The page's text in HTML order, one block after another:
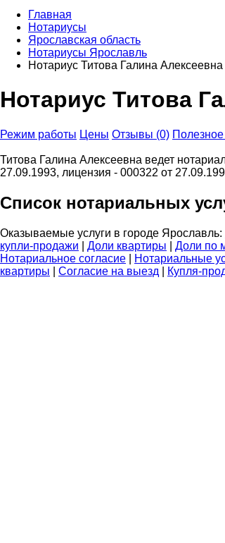
Главная
Нотариусы
Ярославская область
Нотариусы Ярославль
Нотариус Титова Галина
Нотариус Титова
Режим работы Цены Отзывы (0)
Титова Галина Алексеевна ведет
27.09.1993, лицензия - 000322 от
Список нотариальных
Оказываемые услуги в городе Ярославль:
купли-продажи
Доли квартиры Доли по
Нотариальное согласие
Нотариальные
квартиры
Согласие на выезд Купля-